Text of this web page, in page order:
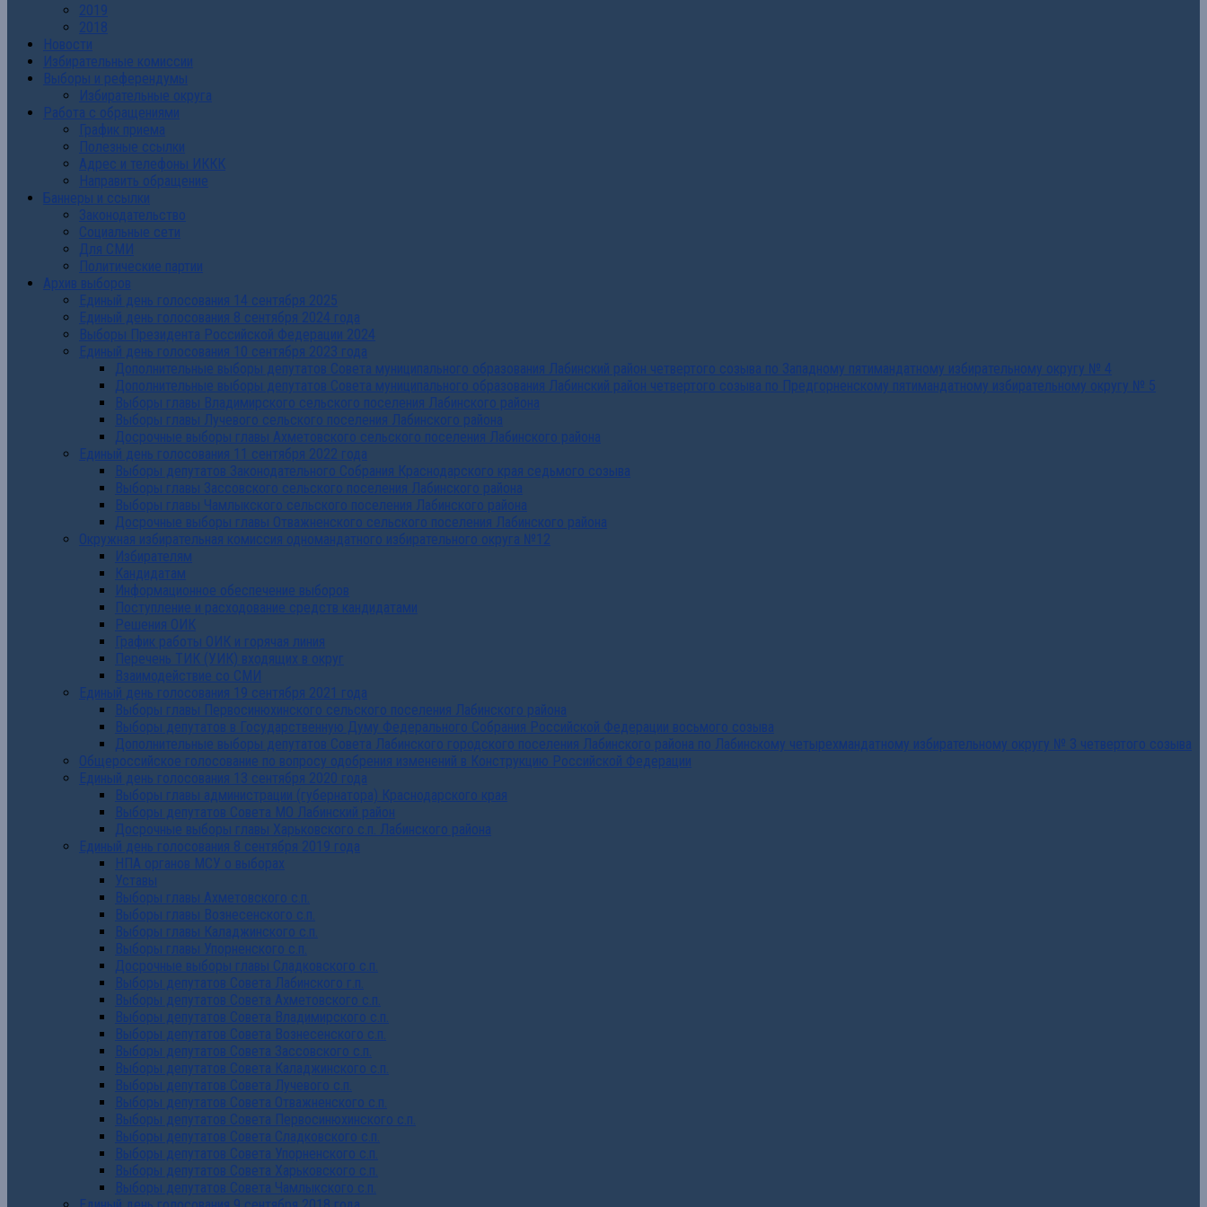
2019
2018
Новости
Избирательные комиссии
Выборы и референдумы
Избирательные округа
Работа с обращениями
График приема
Полезные ссылки
Адрес и телефоны ИККК
Направить обращение
Баннеры и ссылки
Законодательство
Социальные сети
Для СМИ
Политические партии
Архив выборов
Единый день голосования 14 сентября 2025
Единый день голосования 8 сентября 2024 года
Выборы Президента Российской Федерации 2024
Единый день голосования 10 сентября 2023 года
Дополнительные выборы депутатов Совета муниципального образования Лабинский район четвертого созыва по Западному пятимандатному избирательному округу № 4
Дополнительные выборы депутатов Совета муниципального образования Лабинский район четвертого созыва по Предгорненскому пятимандатному избирательному округу № 5
Выборы главы Владимирского сельского поселения Лабинского района
Выборы главы Лучевого сельского поселения Лабинского района
Досрочные выборы главы Ахметовского сельского поселения Лабинского района
Единый день голосования 11 сентября 2022 года
Выборы депутатов Законодательного Собрания Краснодарского края седьмого созыва
Выборы главы Зассовского сельского поселения Лабинского района
Выборы главы Чамлыкского сельского поселения Лабинского района
Досрочные выборы главы Отважненского сельского поселения Лабинского района
Окружная избирательная комиссия одномандатного избирательного округа №12
Избирателям
Кандидатам
Информационное обеспечение выборов
Поступление и расходование средств кандидатами
Решения ОИК
График работы ОИК и горячая линия
Перечень ТИК (УИК) входящих в округ
Взаимодействие со СМИ
Единый день голосования 19 сентября 2021 года
Выборы главы Первосинюхинского сельского поселения Лабинского района
Выборы депутатов в Государственную Думу Федерального Собрания Российской Федерации восьмого созыва
Дополнительные выборы депутатов Совета Лабинского городского поселения Лабинского района по Лабинскому четырехмандатному избирательному округу № 3 четвертого созыва
Общероссийское голосование по вопросу одобрения изменений в Конструкцию Российской Федерации
Единый день голосования 13 сентября 2020 года
Выборы главы администрации (губернатора) Краснодарского края
Выборы депутатов Совета МО Лабинский район
Досрочные выборы главы Харьковского с.п. Лабинского района
Единый день голосования 8 сентября 2019 года
НПА органов МСУ о выборах
Уставы
Выборы главы Ахметовского с.п.
Выборы главы Вознесенского с.п.
Выборы главы Каладжинского с.п.
Выборы главы Упорненского с.п.
Досрочные выборы главы Сладковского с.п.
Выборы депутатов Совета Лабинского г.п.
Выборы депутатов Совета Ахметовского с.п.
Выборы депутатов Совета Владимирского с.п.
Выборы депутатов Совета Вознесенского с.п.
Выборы депутатов Совета Зассовского с.п.
Выборы депутатов Совета Каладжинского с.п.
Выборы депутатов Совета Лучевого с.п.
Выборы депутатов Совета Отважненского с.п.
Выборы депутатов Совета Первосинюхинского с.п.
Выборы депутатов Совета Сладковского с.п.
Выборы депутатов Совета Упорненского с.п.
Выборы депутатов Совета Харьковского с.п.
Выборы депутатов Совета Чамлыкского с.п.